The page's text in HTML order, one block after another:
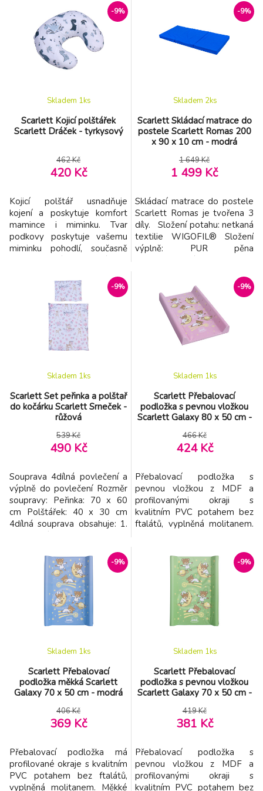
soupravy do postýlek.
-9%
Scarlett Kojicí polštářek
Scarlett Dráček - tyrkysový
Skladem 1ks
462 Kč
420 Kč
Kojicí polštář usnadňuje
kojení a poskytuje komfort
mamince i miminku. Tvar
podkovy poskytuje vašemu
miminku pohodlí, současně
tvaruje do požadovaného
tvaru a poskytuje oporu
miminka při kojení. Složení:
Potah: 100% bavlna Výplň:
duté vlákno (polyester)
-9%
Scarlett Skládací matrace do
postele Scarlett Romas 200
x 90 x 10 cm - modrá
Skladem 2ks
1 649 Kč
1 499 Kč
Skládací matrace do postele
Scarlett Romas je tvořena 3
díly. Složení potahu: netkaná
textilie WIGOFIL® Složení
výplně: PUR pěna
-9%
Scarlett Set peřinka a polštař
do kočárku Scarlett Srneček -
růžová
Skladem 1ks
539 Kč
490 Kč
Souprava 4dílná povlečení a
výplně do povlečení Rozměr
soupravy: Peřinka: 70 x 60
cm Polštářek: 40 x 30 cm
4dílná souprava obsahuje: 1.
polštářek - 100% bavlna 3.
peřinka 100% bavlna s
polyesterovou výplní 4.
polštářek 100% bavlna s
polyesterovou výplní Lze
snadno prát v pračce, je p
-9%
Scarlett Přebalovací
podložka s pevnou vložkou
Scarlett Galaxy 80 x 50 cm -
Skladem 1ks
466 Kč
424 Kč
Přebalovací podložka s
pevnou vložkou z MDF a
profilovanými okraji s
kvalitním PVC potahem bez
ftalátů, vyplněná molitanem.
přebalovací pult. Podložka
má zarážky které brání
pohybu při položení na
postýlku o velikosti
120x60cm a 140x70cm.
Podložka je použitelná i na
vanu nebo i na míst
-9%
Scarlett Přebalovací
podložka měkká Scarlett
Galaxy 70 x 50 cm - modrá
Skladem 1ks
406 Kč
369 Kč
Přebalovací podložka má
profilované okraje s kvalitním
PVC potahem bez ftalátů,
vyplněná molitanem. Měkké
-9%
Scarlett Přebalovací
podložka s pevnou vložkou
Scarlett Galaxy 70 x 50 cm -
Skladem 1ks
419 Kč
381 Kč
Přebalovací podložka s
pevnou vložkou z MDF a
profilovanými okraji s
kvalitním PVC potahem bez